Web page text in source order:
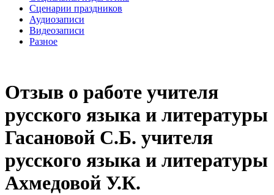
Сценарии праздников
Аудиозаписи
Видеозаписи
Разное
Отзыв о работе учителя
русского языка и литературы
Гасановой С.Б. учителя
русского языка и литературы
Ахмедовой У.К.